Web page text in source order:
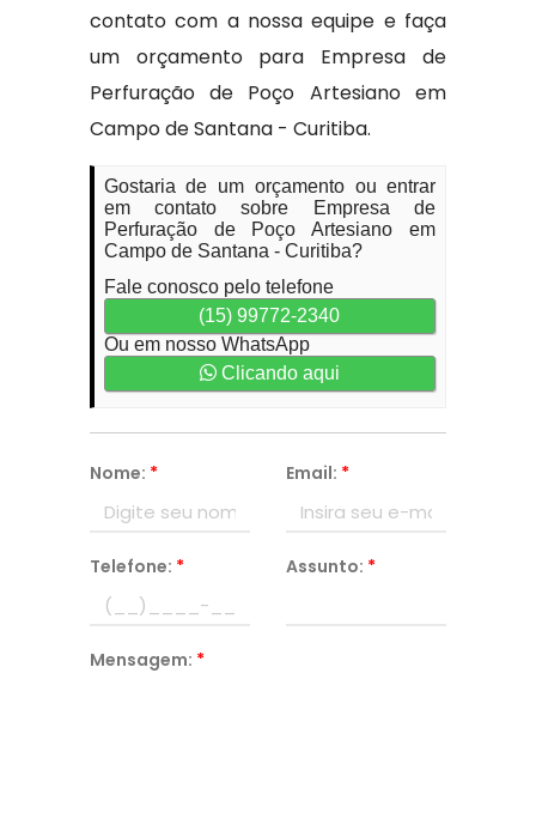
contato com a nossa equipe e faça
um orçamento para Empresa de
Perfuração de Poço Artesiano em
Campo de Santana - Curitiba.
Gostaria de um orçamento ou entrar
em contato sobre Empresa de
Perfuração de Poço Artesiano em
Campo de Santana - Curitiba?
Fale conosco pelo telefone
(15) 99772-2340
Ou em nosso WhatsApp
Clicando aqui
Nome: * Email: *
Telefone: * Assunto: *
Mensagem: *